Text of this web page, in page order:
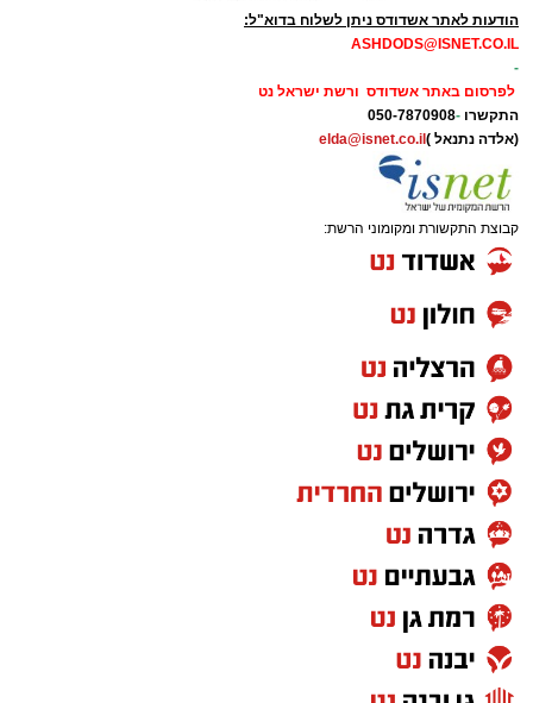
הודעות לאתר אשדודס ניתן לשלוח בדוא"ל:
ASHDODS@ISNET.CO.IL
-
לפרסום באתר אשדודס ורשת ישראל נט
התקשרו -
050-7870908
(אלדה נתנאל ) elda@isnet.co.il
קבוצת התקשורת ומקומוני הרשת: